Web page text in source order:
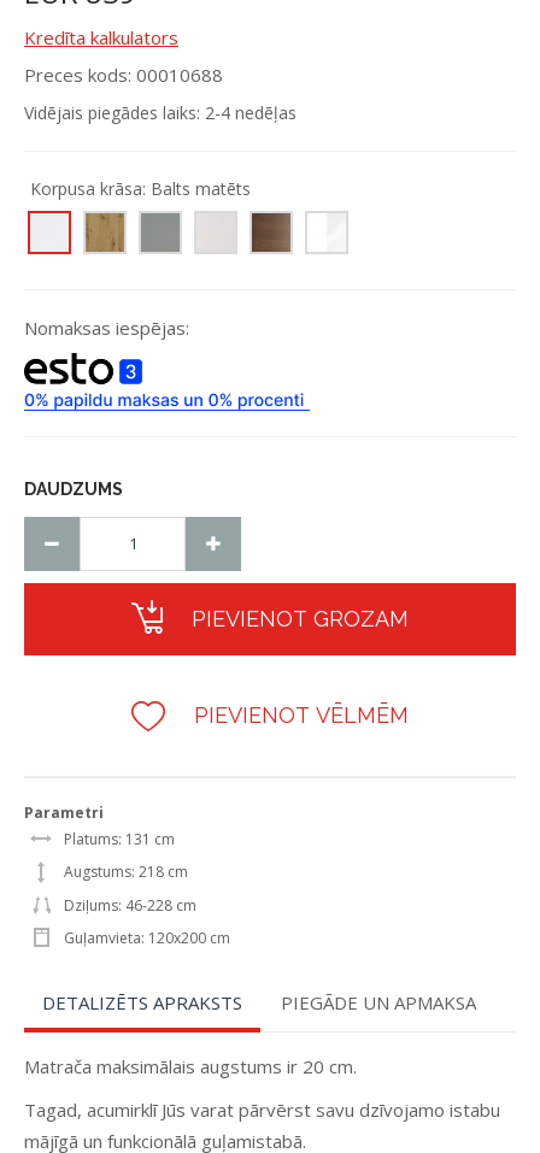
Kredīta kalkulators
Preces kods: 00010688
Vidējais piegādes laiks: 2-4 nedēļas
Korpusa krāsa: Balts matēts
Nomaksas iespējas:
DAUDZUMS
PIEVIENOT GROZAM
PIEVIENOT VĒLMĒM
Parametri
Platums: 131 cm
Augstums: 218 cm
Dziļums: 46-228 cm
Guļamvieta: 120x200 cm
DETALIZĒTS APRAKSTS PIEGĀDE UN APMAKSA
Matrača maksimālais augstums ir 20 cm.
Tagad, acumirklī Jūs varat pārvērst savu dzīvojamo istabu
mājīgā un funkcionālā guļamistabā.